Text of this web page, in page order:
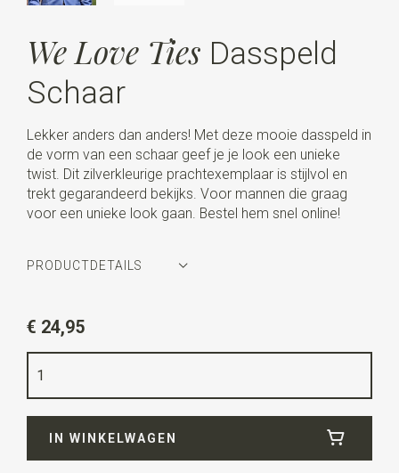
We Love Ties Dasspeld
Schaar
Lekker anders dan anders! Met deze mooie dasspeld in
de vorm van een schaar geef je je look een unieke
twist. Dit zilverkleurige prachtexemplaar is stijlvol en
trekt gegarandeerd bekijks. Voor mannen die graag
voor een unieke look gaan. Bestel hem snel online!
PRODUCTDETAILS
zilver
Kwaliteit
€ 24,95
IN WINKELWAGEN